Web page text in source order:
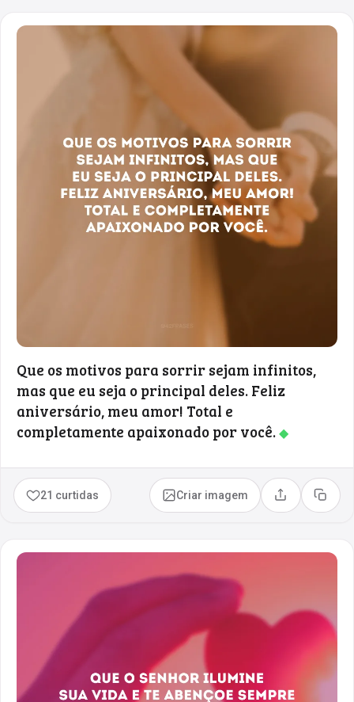
Que os motivos para sorrir sejam infinitos,
mas que eu seja o principal deles. Feliz
aniversário, meu amor! Total e
completamente apaixonado por você.◆
21 curtidas Criar imagem Compartilhar
Copiar